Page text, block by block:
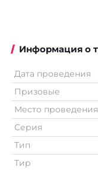
Информация о
Дата проведения
Призовые
Место проведения
Серия
Тип
Тир